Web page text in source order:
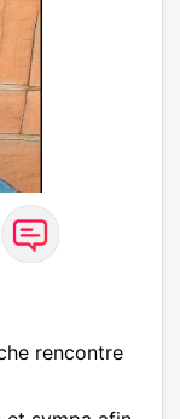
rencontre